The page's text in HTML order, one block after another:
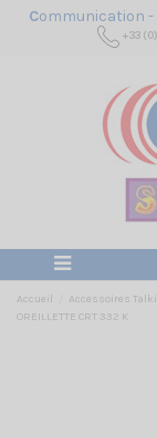
Communication -
+33
Accueil Accessoires
OREILLETTE CRT 332 K